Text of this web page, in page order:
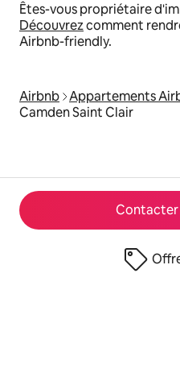
Contacter
Êtes-vous propriétaire
Découvrezcomment
Airbnb-friendly.
Airbnb Appartements
Camden Saint Clair